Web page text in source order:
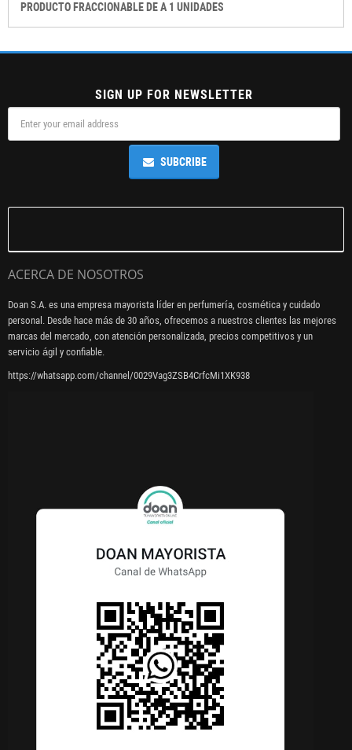
PRODUCTO FRACCIONABLE DE A 1 UNIDADES
SIGN UP FOR NEWSLETTER
SUBCRIBE
ACERCA DE NOSOTROS
Doan S.A. es una empresa mayorista líder en perfumería, cosmética y cuidado
personal. Desde hace más de 30 años, ofrecemos a nuestros clientes las mejores
marcas del mercado, con atención personalizada, precios competitivos y un
servicio ágil y confiable.
https://whatsapp.com/channel/0029Vag3ZSB4CrfcMi1XK938